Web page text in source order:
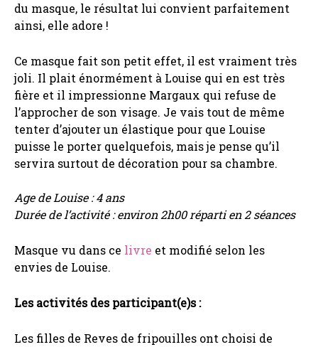
du masque, le résultat lui convient parfaitement
ainsi, elle adore !
Ce masque fait son petit effet, il est vraiment très
joli. Il plait énormément à Louise qui en est très
fière et il impressionne Margaux qui refuse de
l’approcher de son visage. Je vais tout de même
tenter d’ajouter un élastique pour que Louise
puisse le porter quelquefois, mais je pense qu’il
servira surtout de décoration pour sa chambre.
Age de Louise : 4 ans
Durée de l’activité : environ 2h00 réparti en 2 séances
Masque vu dans ce livre et modifié selon les
envies de Louise.
Les activités des participant(e)s :
Les filles de Reves de fripouilles ont choisi de